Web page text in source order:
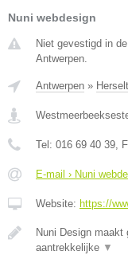
Nuni webdesign
Niet gevestigd in
Antwerpen.
Antwerpen » Herselt
Tel: 016 69 40 39,
E-mail › Nuni
Website: https://
Nuni Design
aantrekkelijke ▼